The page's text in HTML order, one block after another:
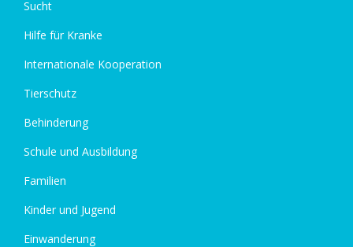
Sucht
Hilfe für Kranke
Internationale Kooperation
Tierschutz
Behinderung
Schule und Ausbildung
Familien
Kinder und Jugend
Einwanderung